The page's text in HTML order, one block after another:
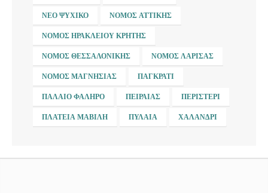
ΝΈΟ ΨΥΧΙΚΌ ΝΟΜΌΣ ΑΤΤΙΚΉΣ
ΝΟΜΌΣ ΗΡΑΚΛΕΊΟΥ ΚΡΉΤΗΣ
ΝΟΜΌΣ ΘΕΣΣΑΛΟΝΊΚΗΣ ΝΟΜΌΣ ΛΆΡΙΣΑΣ
ΝΟΜΌΣ ΜΑΓΝΗΣΊΑΣ ΠΑΓΚΡΆΤΙ
ΠΑΛΑΙΌ ΦΆΛΗΡΟ ΠΕΙΡΑΙΆΣ ΠΕΡΙΣΤΈΡΙ
ΠΛΑΤΕΊΑ ΜΑΒΊΛΗ ΠΥΛΑΊΑ ΧΑΛΆΝΔΡΙ